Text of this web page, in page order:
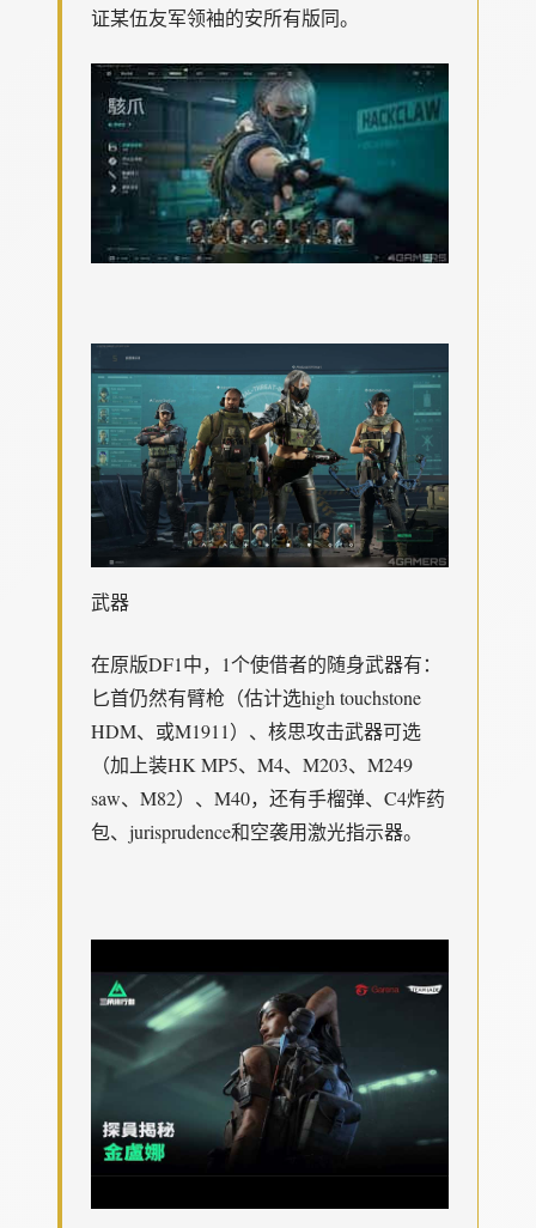
证某伍友军领袖的安所有版同。
武器
在原版DF1中，1个使借者的随身武器有：
匕首仍然有臂枪（估计选high touchstone
HDM、或M1911）、核思攻击武器可选
（加上装HK MP5、M4、M203、M249
saw、M82）、M40，还有手榴弹、C4炸药
包、jurisprudence和空袭用激光指示器。